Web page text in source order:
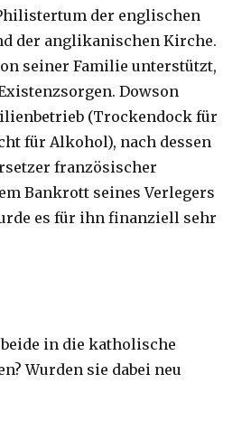
der englischen
der anglikanischen Kirche.
seiner Familie unterstützt,
Dowson
(Trockendock für
für Alkohol), nach dessen
französischer
Bankrott seines Verlegers
es für ihn finanziell sehr
beide in die katholische
Wurden sie dabei neu